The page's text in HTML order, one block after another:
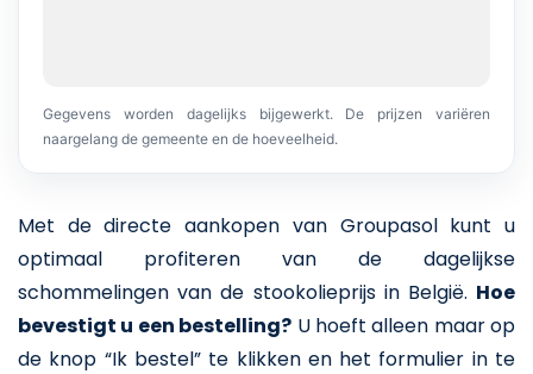
Gegevens worden dagelijks bijgewerkt. De prijzen variëren
naargelang de gemeente en de hoeveelheid.
Met de directe aankopen van Groupasol kunt u
optimaal profiteren van de dagelijkse
schommelingen van de stookolieprijs in België. Hoe
bevestigt u een bestelling? U hoeft alleen maar op
de knop “Ik bestel” te klikken en het formulier in te